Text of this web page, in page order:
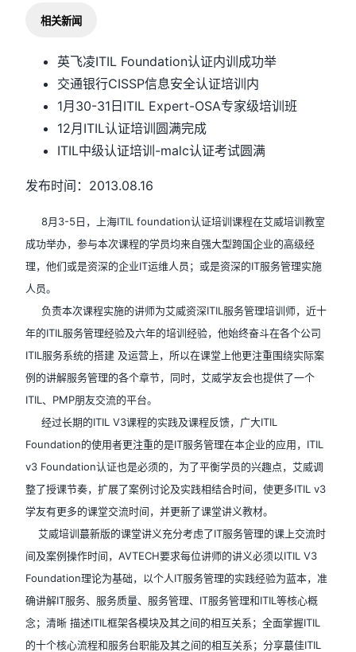
相关新闻
英飞凌ITIL Foundation认证内训成功举
交通银行CISSP信息安全认证培训内
1月30-31日ITIL Expert-OSA专家级培训班
12月ITIL认证培训圆满完成
ITIL中级认证培训-malc认证考试圆满
发布时间：2013.08.16
8月3-5日，上海ITIL foundation认证培训课程在艾威培训教室
成功举办，参与本次课程的学员均来自强大型跨国企业的高级经
理，他们或是资深的企业IT运维人员；或是资深的IT服务管理实施
人员。
负责本次课程实施的讲师为艾威资深ITIL服务管理培训师，近十
年的ITIL服务管理经验及六年的培训经验，他始终奋斗在各个公司
ITIL服务系统的搭建 及运营上，所以在课堂上他更注重围绕实际案
例的讲解服务管理的各个章节，同时，艾威学友会也提供了一个
ITIL、PMP朋友交流的平台。
经过长期的ITIL V3课程的实践及课程反馈，广大ITIL
Foundation的使用者更注重的是IT服务管理在本企业的应用，ITIL
v3 Foundation认证也是必须的，为了平衡学员的兴趣点，艾威调
整了授课节奏，扩展了案例讨论及实践相结合时间，使更多ITIL v3
学友有更多的课堂交流时间，并更新了课堂讲义教材。
艾威培训蕞新版的课堂讲义充分考虑了IT服务管理的课上交流时
间及案例操作时间，AVTECH要求每位讲师的讲义必须以ITIL V3
Foundation理论为基础，以个人IT服务管理的实践经验为蓝本，准
确讲解IT服务、服务质量、服务管理、IT服务管理和ITIL等核心概
念；清晰 描述ITIL框架各模块及其之间的相互关系；全面掌握ITIL
的十个核心流程和服务台职能及其之间的相互关系；分享蕞佳ITIL